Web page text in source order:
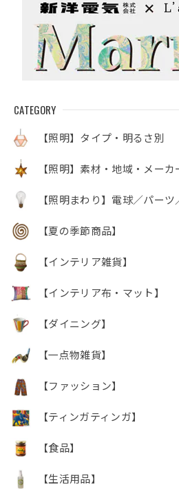
CATEGORY
【照明】タイプ・明るさ別
【照明】素材・地域・メーカ
【照明まわり】電球／パー
【夏の季節商品】
【インテリア雑貨】
【インテリア布・マット】
【ダイニング】
【一点物雑貨】
【ファッション】
【ティンガティンガ】
【食品】
【生活用品】